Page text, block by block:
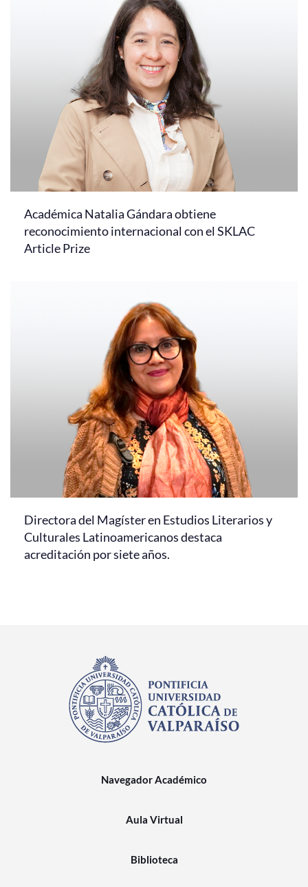
Académica Natalia Gándara obtiene
reconocimiento internacional con el SKLAC
Article Prize
Directora del Magíster en Estudios Literarios y
Culturales Latinoamericanos destaca
acreditación por siete años.
Navegador Académico
Aula Virtual
Biblioteca